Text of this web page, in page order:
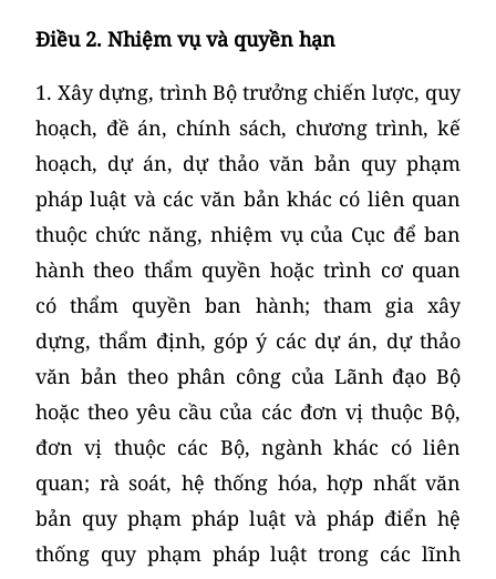
Điều 2. Nhiệm vụ và quyền hạn
1. Xây dựng, trình Bộ trưởng chiến lược, quy
hoạch, đề án, chính sách, chương trình, kế
hoạch, dự án, dự thảo văn bản quy phạm
pháp luật và các văn bản khác có liên quan
thuộc chức năng, nhiệm vụ của Cục để ban
hành theo thẩm quyền hoặc trình cơ quan
có thẩm quyền ban hành; tham gia xây
dựng, thẩm định, góp ý các dự án, dự thảo
văn bản theo phân công của Lãnh đạo Bộ
hoặc theo yêu cầu của các đơn vị thuộc Bộ,
đơn vị thuộc các Bộ, ngành khác có liên
quan; rà soát, hệ thống hóa, hợp nhất văn
bản quy phạm pháp luật và pháp điển hệ
thống quy phạm pháp luật trong các lĩnh